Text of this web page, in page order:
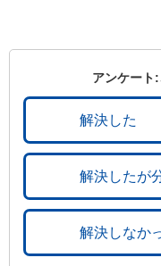
アンケート
解決した
解決したが
解決しなか